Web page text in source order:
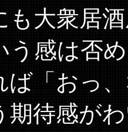
も大衆居
う感は否
ば「おっ
期待感が